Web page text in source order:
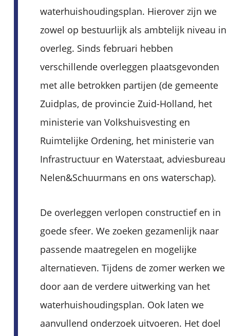
waterhuishoudingsplan. Hierover zijn we
zowel op bestuurlijk als ambtelijk niveau in
overleg. Sinds februari hebben
verschillende overleggen plaatsgevonden
met alle betrokken partijen (de gemeente
Zuidplas, de provincie Zuid-Holland, het
ministerie van Volkshuisvesting en
Ruimtelijke Ordening, het ministerie van
Infrastructuur en Waterstaat, adviesbureau
Nelen&Schuurmans en ons waterschap).
De overleggen verlopen constructief en in
goede sfeer. We zoeken gezamenlijk naar
passende maatregelen en mogelijke
alternatieven. Tijdens de zomer werken we
door aan de verdere uitwerking van het
waterhuishoudingsplan. Ook laten we
aanvullend onderzoek uitvoeren. Het doel